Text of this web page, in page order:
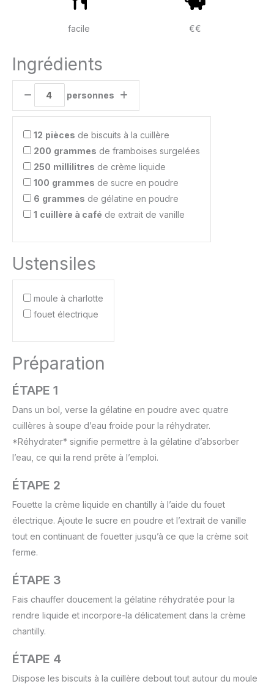
facile €€
Ingrédients
personnes
12 pièces de biscuits à la cuillère
200 grammes de framboises surgelées
250 millilitres de crème liquide
100 grammes de sucre en poudre
6 grammes de gélatine en poudre
1 cuillère à café de extrait de vanille
Ustensiles
moule à charlotte
fouet électrique
Préparation
ÉTAPE 1
Dans un bol, verse la gélatine en poudre avec quatre
cuillères à soupe d’eau froide pour la réhydrater.
*Réhydrater* signifie permettre à la gélatine d’absorber
l’eau, ce qui la rend prête à l’emploi.
ÉTAPE 2
Fouette la crème liquide en chantilly à l’aide du fouet
électrique. Ajoute le sucre en poudre et l’extrait de vanille
tout en continuant de fouetter jusqu’à ce que la crème soit
ferme.
ÉTAPE 3
Fais chauffer doucement la gélatine réhydratée pour la
rendre liquide et incorpore-la délicatement dans la crème
chantilly.
ÉTAPE 4
Dispose les biscuits à la cuillère debout tout autour du moule